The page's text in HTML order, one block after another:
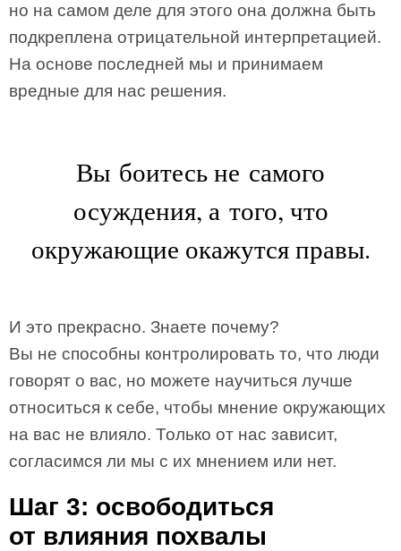
но на самом деле для этого она должна быть
подкреплена отрицательной интерпретацией.
На основе последней мы и принимаем
вредные для нас решения.
Вы боитесь не самого
осуждения, а того, что
окружающие окажутся правы.
И это прекрасно. Знаете почему?
Вы не способны контролировать то, что люди
говорят о вас, но можете научиться лучше
относиться к себе, чтобы мнение окружающих
на вас не влияло. Только от нас зависит,
согласимся ли мы с их мнением или нет.
Шаг 3: освободиться
от влияния похвалы